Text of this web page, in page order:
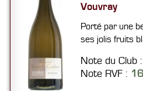
Vouvray
Porté par une
ses jolis fruits
Note du Club
Note RVF :